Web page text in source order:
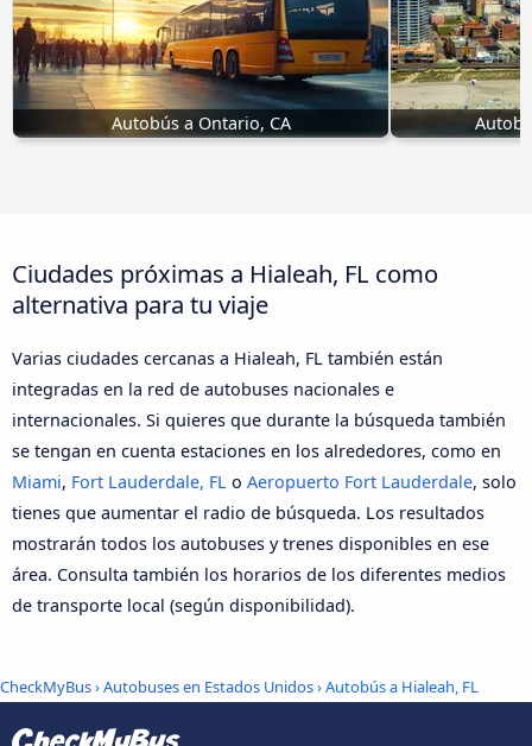
Autobús a Ontario, CA
Ciudades próximas a Hialeah, FL como
alternativa para tu viaje
Varias ciudades cercanas a Hialeah, FL también están
integradas en la red de autobuses nacionales e
internacionales. Si quieres que durante la búsqueda también
se tengan en cuenta estaciones en los alrededores, como en
Miami, Fort Lauderdale, FL o Aeropuerto Fort Lauderdale, solo
tienes que aumentar el radio de búsqueda. Los resultados
mostrarán todos los autobuses y trenes disponibles en ese
área. Consulta también los horarios de los diferentes medios
de transporte local (según disponibilidad).
CheckMyBus›Autobuses en Estados Unidos› Autobús a Hialeah, FL